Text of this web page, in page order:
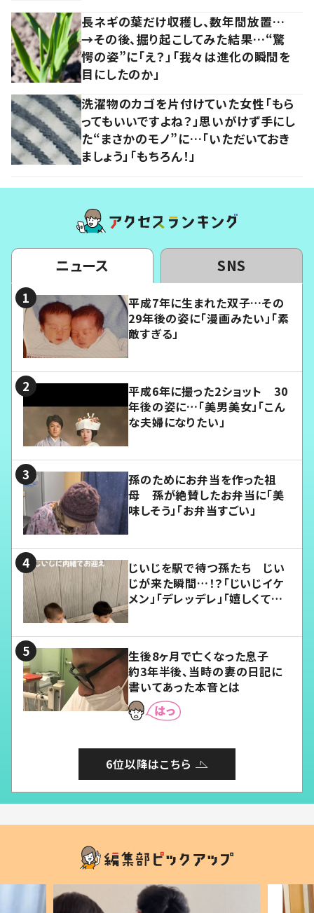
長ネギの葉だけ収穫し、数年間放置…
→その後、掘り起こしてみた結果…“驚
愕の姿”に「え？」「我々は進化の瞬間を
目にしたのか」
洗濯物のカゴを片付けていた女性「もら
ってもいいですよね？」思いがけず手にし
た“まさかのモノ”に…「いただいておき
ましょう」「もちろん！」
ニュース SNS
平成7年に生まれた双子…その
29年後の姿に「漫画みたい」「素
敵すぎる」
平成6年に撮った2ショット 30
年後の姿に…「美男美女」「こん
な夫婦になりたい」
孫のためにお弁当を作った祖
母 孫が絶賛したお弁当に「美
味しそう」「お弁当すごい」
じいじを駅で待つ孫たち じい
じが来た瞬間…！？「じいじイケ
メン」「デレッデレ」「嬉しくて可
生後8ヶ月で亡くなった息子
約3年半後、当時の妻の日記に
書いてあった本音とは
6位以降はこちら